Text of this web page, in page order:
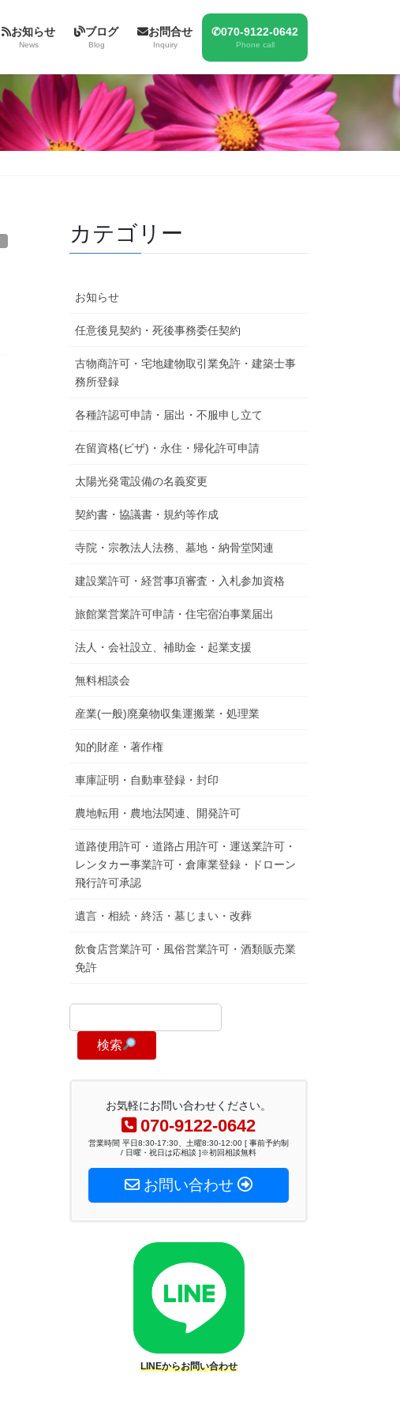
お知らせ
News
ブログ
Blog
お問合せ
Inquiry
✆070-9122-0642
Phone call
カテゴリー
お知らせ
任意後見契約・死後事務委任契約
古物商許可・宅地建物取引業免許・建築士事
務所登録
各種許認可申請・届出・不服申し立て
在留資格(ビザ)・永住・帰化許可申請
太陽光発電設備の名義変更
契約書・協議書・規約等作成
寺院・宗教法人法務、墓地・納骨堂関連
建設業許可・経営事項審査・入札参加資格
旅館業営業許可申請・住宅宿泊事業届出
法人・会社設立、補助金・起業支援
無料相談会
産業(一般)廃棄物収集運搬業・処理業
知的財産・著作権
車庫証明・自動車登録・封印
農地転用・農地法関連、開発許可
道路使用許可・道路占用許可・運送業許可・
レンタカー事業許可・倉庫業登録・ドローン
飛行許可承認
遺言・相続・終活・墓じまい・改葬
飲食店営業許可・風俗営業許可・酒類販売業
免許
検索
お気軽にお問い合わせください。
070-9122-0642
営業時間 平日8:30-17:30、土曜8:30-12:00 [ 事前予約制
/ 日曜・祝日は応相談 ]※初回相談無料
お問い合わせ
LINEからお問い合わせ